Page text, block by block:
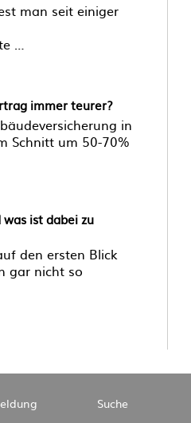
man seit einiger
…
immer teurer?
in
Schnitt um 50-70%
ist dabei zu
den ersten Blick
gar nicht so
Suche